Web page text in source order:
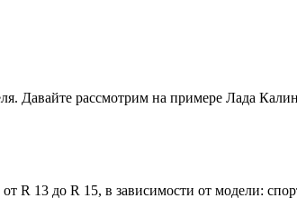
Давайте рассмотрим на примере Лада
R 13 до R 15, в зависимости от модели: